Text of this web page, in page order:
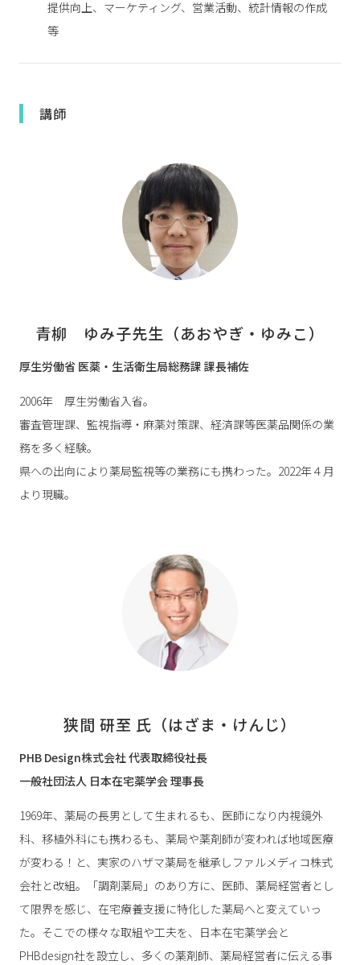
提供向上、マーケティング、営業活動、統計情報の作成
等
講師
青柳　ゆみ子先生（あおやぎ・ゆみこ）
厚生労働省 医薬・生活衛生局総務課 課長補佐
2006年 厚生労働省入省。
審査管理課、監視指導・麻薬対策課、経済課等医薬品関係の業
務を多く経験。
県への出向により薬局監視等の業務にも携わった。2022年４月
より現職。
狭間 研至 氏（はざま・けんじ）
PHB Design株式会社 代表取締役社長
一般社団法人 日本在宅薬学会 理事長
1969年、薬局の長男として生まれるも、医師になり内視鏡外
科、移植外科にも携わるも、薬局や薬剤師が変われば地域医療
が変わる！と、実家のハザマ薬局を継承しファルメディコ株式
会社と改組。「調剤薬局」のあり方に、医師、薬局経営者とし
て限界を感じ、在宅療養支援に特化した薬局へと変えていっ
た。そこでの様々な取組や工夫を、日本在宅薬学会と
PHBdesign社を設立し、多くの薬剤師、薬局経営者に伝える事